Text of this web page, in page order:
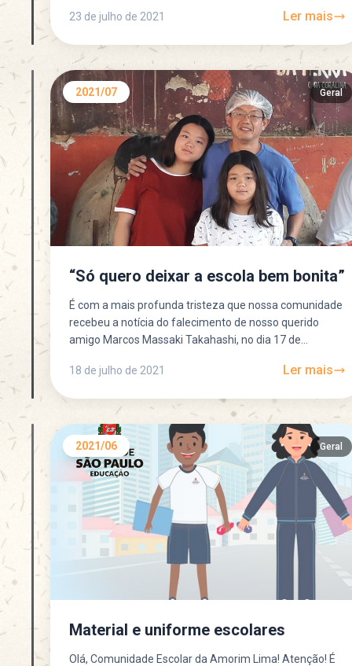
23 de julho de 2021 Ler mais
2021/07 Geral
“Só quero deixar a escola bem bonita”
É com a mais profunda tristeza que nossa comunidade
recebeu a notícia do falecimento de nosso querido
amigo Marcos Massaki Takahashi, no dia 17 de...
18 de julho de 2021 Ler mais
2021/06 Geral
Material e uniforme escolares
Olá, Comunidade Escolar da Amorim Lima! Atenção! É